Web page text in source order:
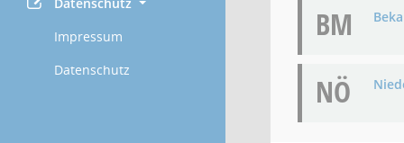
Impressum
Datenschutz
BM
NÖ